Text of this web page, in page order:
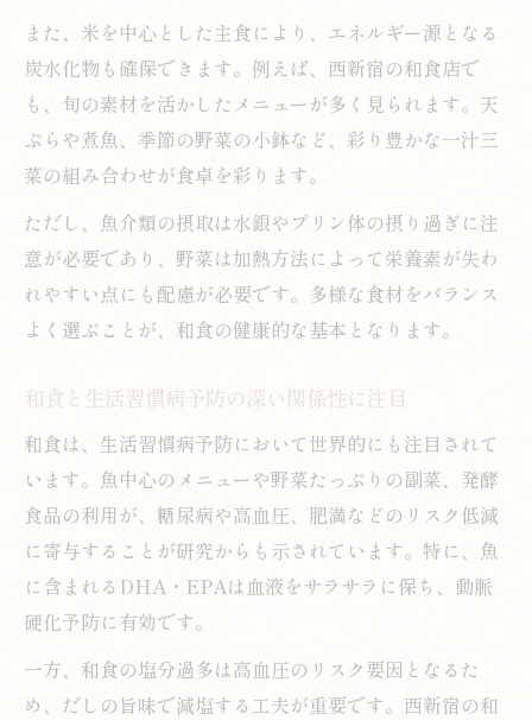
和食の魅力を活かした食生活改善のコツ
和食を続けるための簡単な健康工夫集
和食と健康意識を両立する習慣づくり
自宅でも外食でもできる和食健康法
また、米を中心とした主食により、エネルギー源となる
炭水化物も確保できます。例えば、西新宿の和食店で
も、旬の素材を活かしたメニューが多く見られます。天
ぷらや煮魚、季節の野菜の小鉢など、彩り豊かな一汁三
菜の組み合わせが食卓を彩ります。
ただし、魚介類の摂取は水銀やプリン体の摂り過ぎに注
意が必要であり、野菜は加熱方法によって栄養素が失わ
れやすい点にも配慮が必要です。多様な食材をバランス
よく選ぶことが、和食の健康的な基本となります。
和食と生活習慣病予防の深い関係性に注目
和食は、生活習慣病予防において世界的にも注目されて
います。魚中心のメニューや野菜たっぷりの副菜、発酵
食品の利用が、糖尿病や高血圧、肥満などのリスク低減
に寄与することが研究からも示されています。特に、魚
に含まれるDHA・EPAは血液をサラサラに保ち、動脈
硬化予防に有効です。
一方、和食の塩分過多は高血圧のリスク要因となるた
め、だしの旨味で減塩する工夫が重要です。西新宿の和